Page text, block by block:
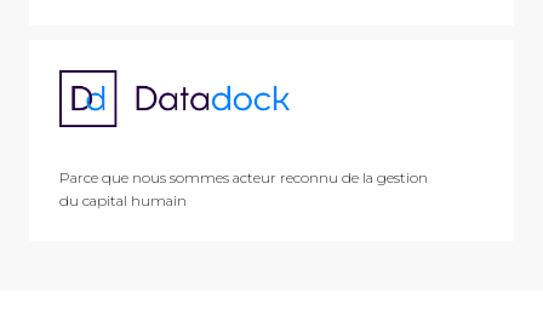
Parce que nous sommes acteur reconnu de la gestion
du capital humain